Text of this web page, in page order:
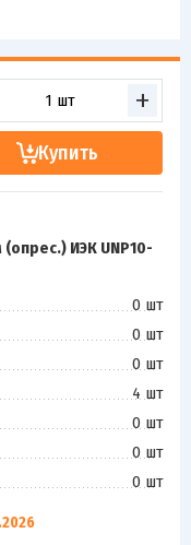
+
Купить
ИЭК UNP10-
0 шт
0 шт
0 шт
4 шт
0 шт
0 шт
0 шт